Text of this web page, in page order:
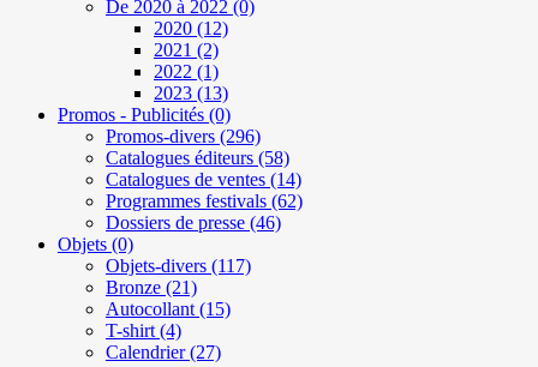
De 2020 à 2022 (0)
2020 (12)
2021 (2)
2022 (1)
2023 (13)
Promos - Publicités (0)
Promos-divers (296)
Catalogues éditeurs (58)
Catalogues de ventes (14)
Programmes festivals (62)
Dossiers de presse (46)
Objets (0)
Objets-divers (117)
Bronze (21)
Autocollant(15)
T-shirt(4)
Calendrier(27)